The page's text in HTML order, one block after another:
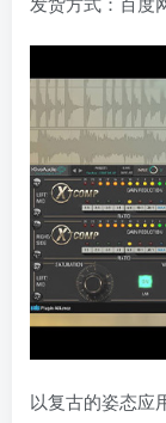
以复古的姿态应